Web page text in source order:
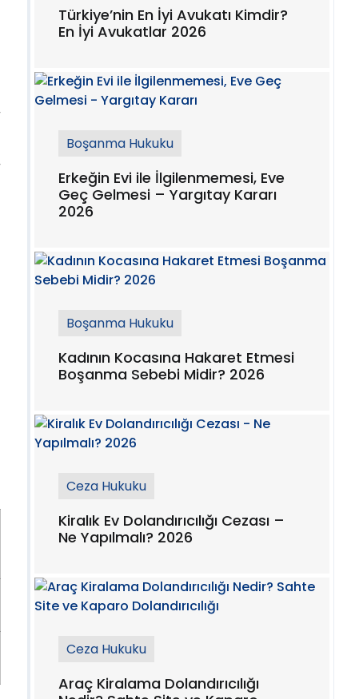
Türkiye’nin En İyi Avukatı Kimdir?
En İyi Avukatlar 2026
Boşanma Hukuku
Erkeğin Evi ile İlgilenmemesi, Eve
Geç Gelmesi – Yargıtay Kararı
2026
Boşanma Hukuku
Kadının Kocasına Hakaret Etmesi
Boşanma Sebebi Midir? 2026
Ceza Hukuku
Kiralık Ev Dolandırıcılığı Cezası –
Ne Yapılmalı? 2026
Ceza Hukuku
Araç Kiralama Dolandırıcılığı